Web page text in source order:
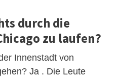
durch die
zu laufen?
Innenstadt von
Ja . Die Leute